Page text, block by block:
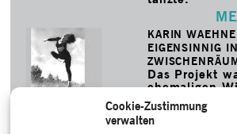
Cookie-Zustimmung
verwalten
KARIN
EIGENSINNIG IN
Das Projekt
ehemaligen
Karin
die als
Modernen